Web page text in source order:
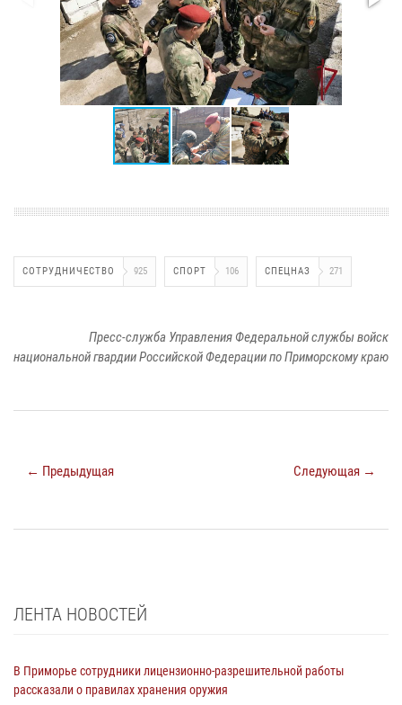
СОТРУДНИЧЕСТВО 925 СПОРТ 106 СПЕЦНАЗ 271
Пресс-служба Управления Федеральной службы войск
национальной гвардии Российской Федерации по Приморскому краю
← Предыдущая Следующая →
ЛЕНТА НОВОСТЕЙ
В Приморье сотрудники лицензионно-разрешительной работы
рассказали о правилах хранения оружия